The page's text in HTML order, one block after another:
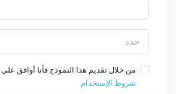
حدد
من خلال تقديم هذا النموذج فأنا أوافق على
شروط الإستخدام